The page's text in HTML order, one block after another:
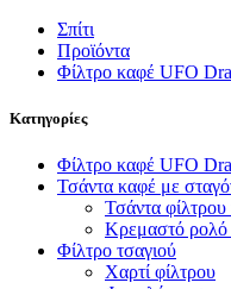
Σπίτι
Προϊόντα
Φίλτρο καφέ UFO
Κατηγορίες
Φίλτρο καφέ UFO
Τσάντα καφέ με
Τσάντα φίλτρου
Κρεμαστό ρολό
Φίλτρο τσαγιού
Χαρτί φίλτρου